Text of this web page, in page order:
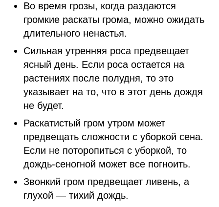
Во время грозы, когда раздаются
громкие раскаты грома, можно ожидать
длительного ненастья.
Сильная утренняя роса предвещает
ясный день. Если роса остается на
растениях после полудня, то это
указывает на то, что в этот день дождя
не будет.
Раскатистый гром утром может
предвещать сложности с уборкой сена.
Если не поторопиться с уборкой, то
дождь-сеногной может все погноить.
Звонкий гром предвещает ливень, а
глухой — тихий дождь.